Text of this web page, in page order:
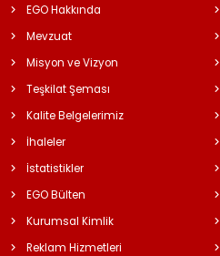
EGO Hakkında
Mevzuat
Misyon ve Vizyon
Teşkilat Şeması
Kalite Belgelerimiz
İhaleler
İstatistikler
EGO Bülten
Kurumsal Kimlik
Reklam Hizmetleri